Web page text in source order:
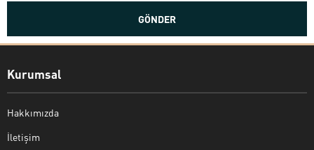
Kurumsal
Hakkımızda
İletişim